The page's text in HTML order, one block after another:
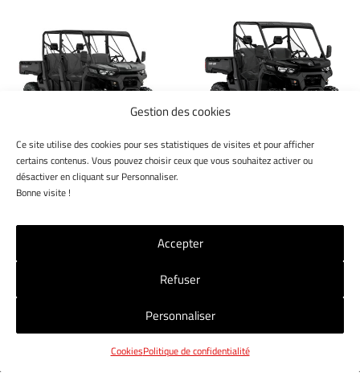
Gestion des cookies
Ce site utilise des cookies pour ses statistiques de visites et pour afficher
certains contenus. Vous pouvez choisir ceux que vous souhaitez activer ou
désactiver en cliquant sur Personnaliser.
Bonne visite !
Accepter
Refuser
Personnaliser
CookiesPolitique de confidentialité
TRAXTER XU HD10 T
2024-
TRAXTER XU HD10 T
© 2024 Jet7Group. Tous droits réservés